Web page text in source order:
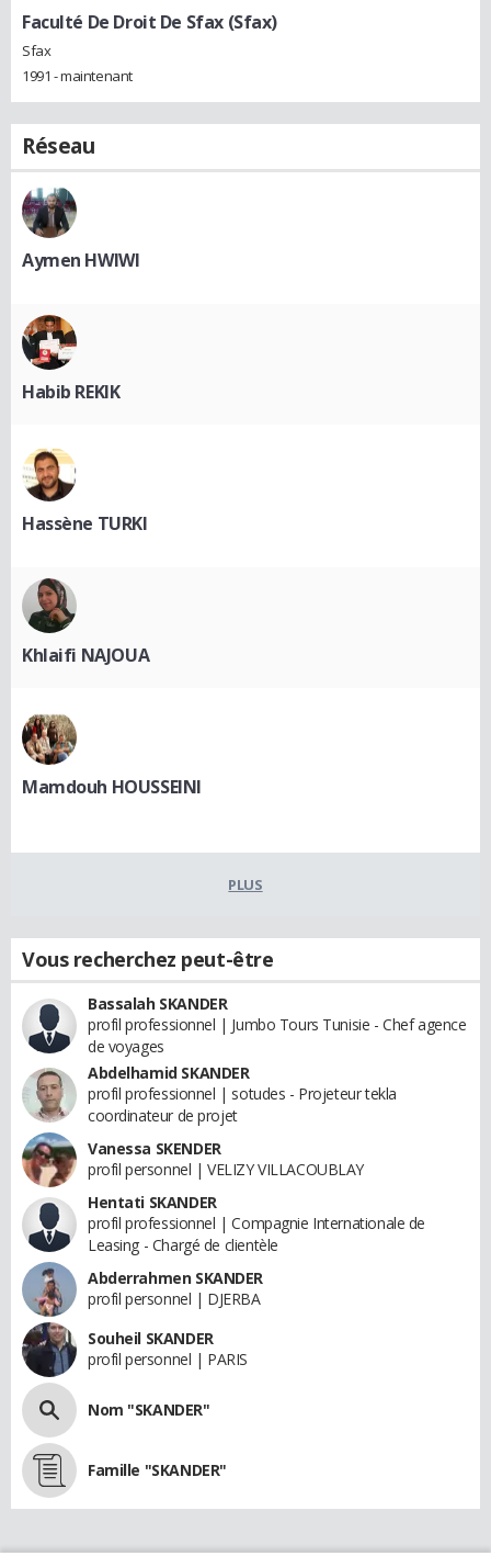
Faculté De Droit De Sfax (Sfax)
Sfax
1991 - maintenant
Réseau
Aymen HWIWI
Habib REKIK
Hassène TURKI
Khlaifi NAJOUA
Mamdouh HOUSSEINI
PLUS
Vous recherchez peut-être
Bassalah SKANDER
profil professionnel | Jumbo Tours Tunisie - Chef agence
de voyages
Abdelhamid SKANDER
profil professionnel | sotudes - Projeteur tekla
coordinateur de projet
Vanessa SKENDER
profil personnel | VELIZY VILLACOUBLAY
Hentati SKANDER
profil professionnel | Compagnie Internationale de
Leasing - Chargé de clientèle
Abderrahmen SKANDER
profil personnel | DJERBA
Souheil SKANDER
profil personnel | PARIS
Nom "SKANDER"
Famille "SKANDER"